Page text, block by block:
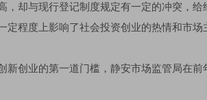
，却与现行登记制度规定有一定的冲突，
定程度上影响了社会投资创业的热情和市场
新创业的第一道门槛，静安市场监管局在前